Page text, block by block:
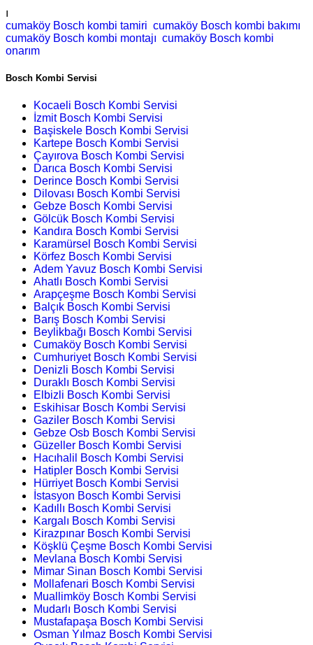
ı
cumaköy Bosch kombi tamiri cumaköy Bosch kombi bakımı
cumaköy Bosch kombi montajı cumaköy Bosch kombi
onarım
Bosch Kombi Servisi
Kocaeli Bosch Kombi Servisi
İzmit Bosch Kombi Servisi
Başiskele Bosch Kombi Servisi
Kartepe Bosch Kombi Servisi
Çayırova Bosch Kombi Servisi
Darıca Bosch Kombi Servisi
Derince Bosch Kombi Servisi
Dilovası Bosch Kombi Servisi
Gebze Bosch Kombi Servisi
Gölcük Bosch Kombi Servisi
Kandıra Bosch Kombi Servisi
Karamürsel Bosch Kombi Servisi
Körfez Bosch Kombi Servisi
Adem Yavuz Bosch Kombi Servisi
Ahatlı Bosch Kombi Servisi
Arapçeşme Bosch Kombi Servisi
Balçık Bosch Kombi Servisi
Barış Bosch Kombi Servisi
Beylikbağı Bosch Kombi Servisi
Cumaköy Bosch Kombi Servisi
Cumhuriyet Bosch Kombi Servisi
Denizli Bosch Kombi Servisi
Duraklı Bosch Kombi Servisi
Elbizli Bosch Kombi Servisi
Eskihisar Bosch Kombi Servisi
Gaziler Bosch Kombi Servisi
Gebze Osb Bosch Kombi Servisi
Güzeller Bosch Kombi Servisi
Hacıhalil Bosch Kombi Servisi
Hatipler Bosch Kombi Servisi
Hürriyet Bosch Kombi Servisi
İstasyon Bosch Kombi Servisi
Kadıllı Bosch Kombi Servisi
Kargalı Bosch Kombi Servisi
Kirazpınar Bosch Kombi Servisi
Köşklü Çeşme Bosch Kombi Servisi
Mevlana Bosch Kombi Servisi
Mimar Sinan Bosch Kombi Servisi
Mollafenari Bosch Kombi Servisi
Muallimköy Bosch Kombi Servisi
Mudarlı Bosch Kombi Servisi
Mustafapaşa Bosch Kombi Servisi
Osman Yılmaz Bosch Kombi Servisi